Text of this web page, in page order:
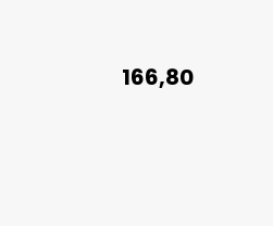
166,80